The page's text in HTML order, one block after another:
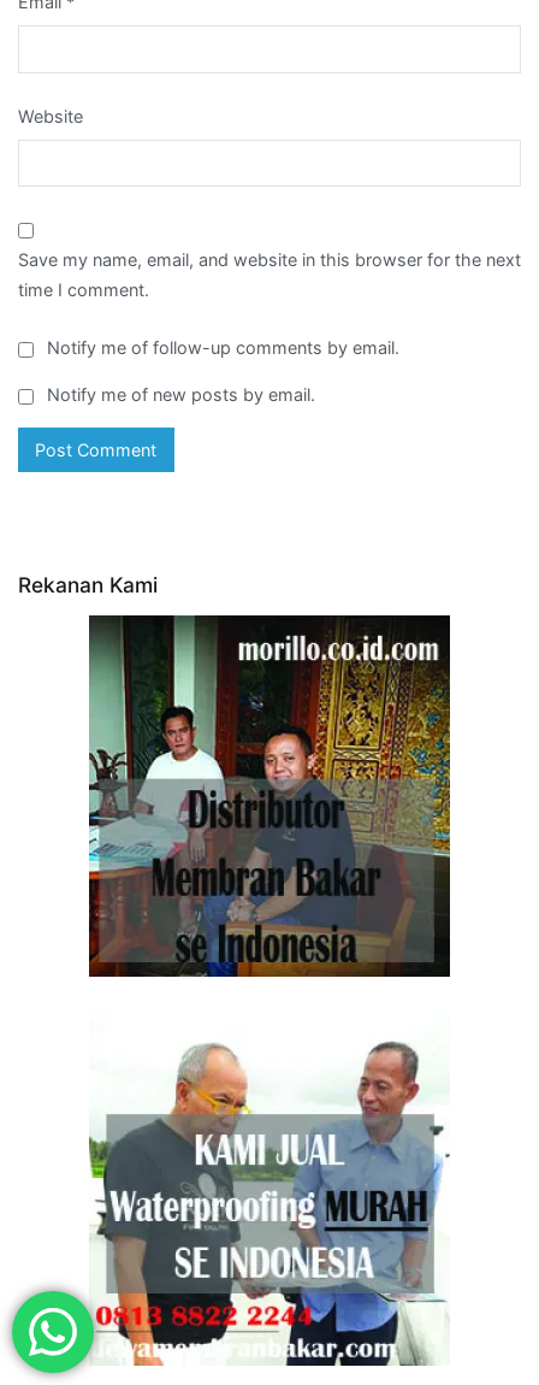
Website
Save my name, email, and website in this browser for the next
time I comment.
Notify me of follow-up comments by email.
Notify me of new posts by email.
Rekanan Kami